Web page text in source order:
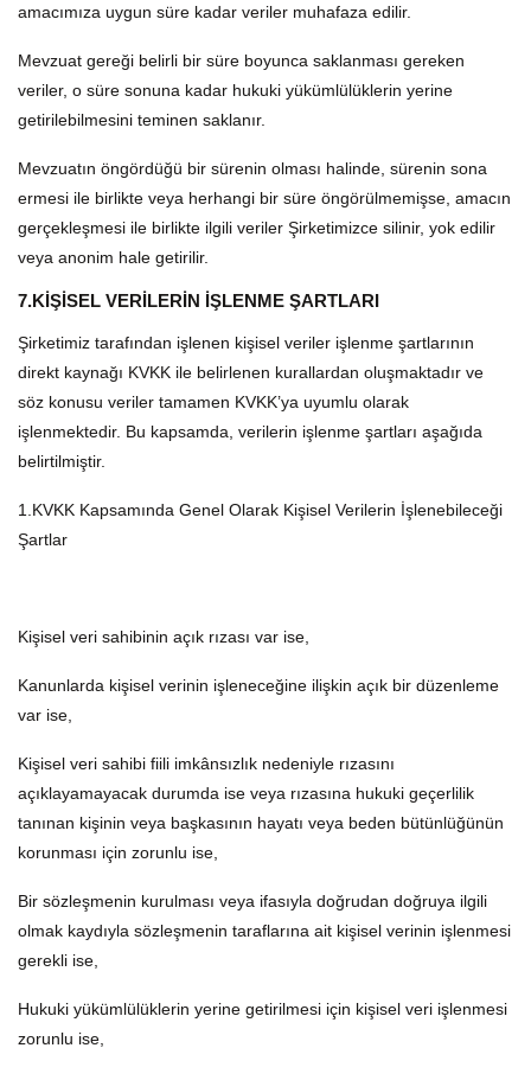
amacımıza uygun süre kadar veriler muhafaza edilir.
Mevzuat gereği belirli bir süre boyunca saklanması gereken
veriler, o süre sonuna kadar hukuki yükümlülüklerin yerine
getirilebilmesini teminen saklanır.
Mevzuatın öngördüğü bir sürenin olması halinde, sürenin sona
ermesi ile birlikte veya herhangi bir süre öngörülmemişse, amacın
gerçekleşmesi ile birlikte ilgili veriler Şirketimizce silinir, yok edilir
veya anonim hale getirilir.
7.KİŞİSEL VERİLERİN İŞLENME ŞARTLARI
Şirketimiz tarafından işlenen kişisel veriler işlenme şartlarının
direkt kaynağı KVKK ile belirlenen kurallardan oluşmaktadır ve
söz konusu veriler tamamen KVKK’ya uyumlu olarak
işlenmektedir. Bu kapsamda, verilerin işlenme şartları aşağıda
belirtilmiştir.
1.KVKK Kapsamında Genel Olarak Kişisel Verilerin İşlenebileceği
Şartlar
Kişisel veri sahibinin açık rızası var ise,
Kanunlarda kişisel verinin işleneceğine ilişkin açık bir düzenleme
var ise,
Kişisel veri sahibi fiili imkânsızlık nedeniyle rızasını
açıklayamayacak durumda ise veya rızasına hukuki geçerlilik
tanınan kişinin veya başkasının hayatı veya beden bütünlüğünün
korunması için zorunlu ise,
Bir sözleşmenin kurulması veya ifasıyla doğrudan doğruya ilgili
olmak kaydıyla sözleşmenin taraflarına ait kişisel verinin işlenmesi
gerekli ise,
Hukuki yükümlülüklerin yerine getirilmesi için kişisel veri işlenmesi
zorunlu ise,